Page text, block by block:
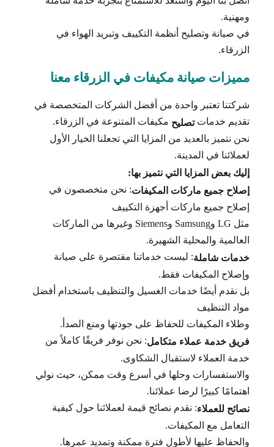
ومهنية.
في صيانة وتصليح أنظمة التكييف وتبريد الهواء في
الزرقاء.
مميزات صيانة مكيفات في الزرقاء معنا
شركتنا تعتبر واحدة من أفضل الشركات المتخصصة في
تقديم خدماتتصليح مكيفات المتنوعة في الزرقاء.
نحن نتميز بالعديد من المزايا التي تجعلنا الخيار الأول
لعملائنا في المدينة.
إليك بعض المزايا التي نتميز بها:
إصلاح جميع ماركات المكيفات: نحن متخصصون في
إصلاح جميع ماركات أجهزة التكييف
مثل LG وSamsung وSiemens وغيرها من الماركات
العالمية والمحلية الشهيرة.
خدمات شاملة: ليست خدماتنا مقتصرة على صيانة
وإصلاح المكيفات فقط.
بل نقدم أيضًا خدمات الغسيل والتنظيف باستخدام أفضل
مواد التنظيف
وطلاء المكيفات للحفاظ على جودتها ومنع الصدأ.
فريق خدمة عملاء متكامل: نحن نوفر فريقًا كاملاً من
خدمة العملاء لاستقبال الشكاوى.
والاستفسارات وحلها في أسرع وقت ممكن، حيث نولي
اهتمامًا كبيرًا لرضا عملائنا.
نصائح للعملاء: نقدم نصائح قيمة لعملائنا حول كيفية
التعامل مع المكيفات.
والحفاظ عليها لأطول فترة ممكنة وتمديد عمرها.